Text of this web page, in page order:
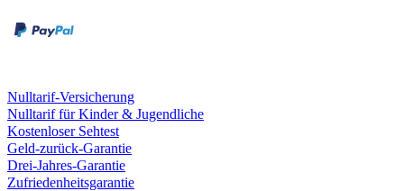
Nulltarif-Versicherung
Nulltarif für Kinder & Jugendliche
Kostenloser Sehtest
Geld-zurück-Garantie
Drei-Jahres-Garantie
Zufriedenheitsgarantie